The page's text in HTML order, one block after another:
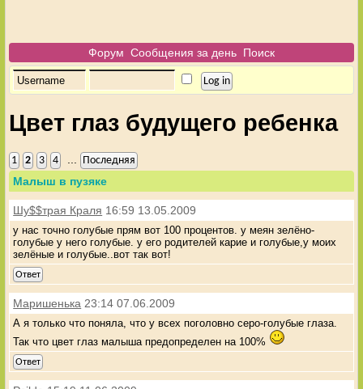
Форум Сообщения за день Поиск
Цвет глаз будущего ребенка
1 2 3 4 Последняя
Малыш в пузяке
Шу$$трая Краля 16:59 13.05.2009
у нас точно голубые прям вот 100 процентов. у меян зелёно-
голубые у него голубые. у его родителей карие и голубые,у моих
зелёные и голубые..вот так вот!
Ответ
Маришенька 23:14 07.06.2009
А я только что поняла, что у всех поголовно серо-голубые глаза.
Так что цвет глаз малыша предопределен на 100%
Ответ